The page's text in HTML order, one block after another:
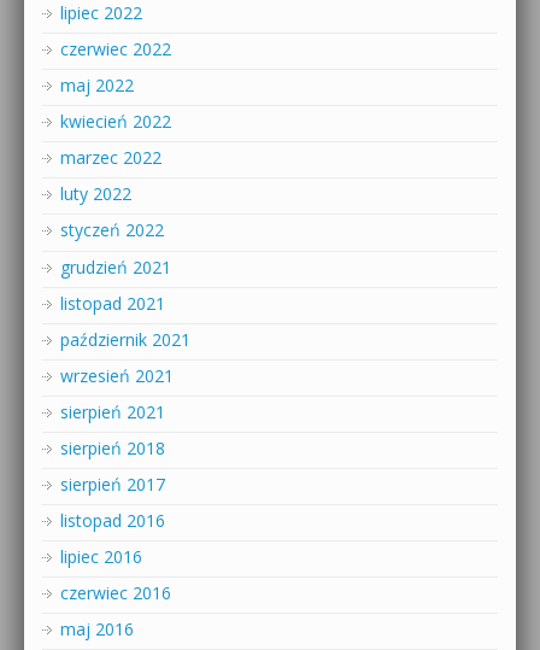
lipiec 2022
czerwiec 2022
maj 2022
kwiecień 2022
marzec 2022
luty 2022
styczeń 2022
grudzień 2021
listopad 2021
październik 2021
wrzesień 2021
sierpień 2021
sierpień 2018
sierpień 2017
listopad 2016
lipiec 2016
czerwiec 2016
maj 2016